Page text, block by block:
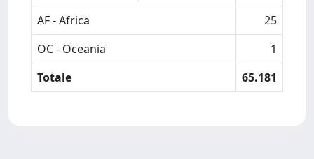
AF - Africa
25
OC - Oceania
1
Totale
65.181